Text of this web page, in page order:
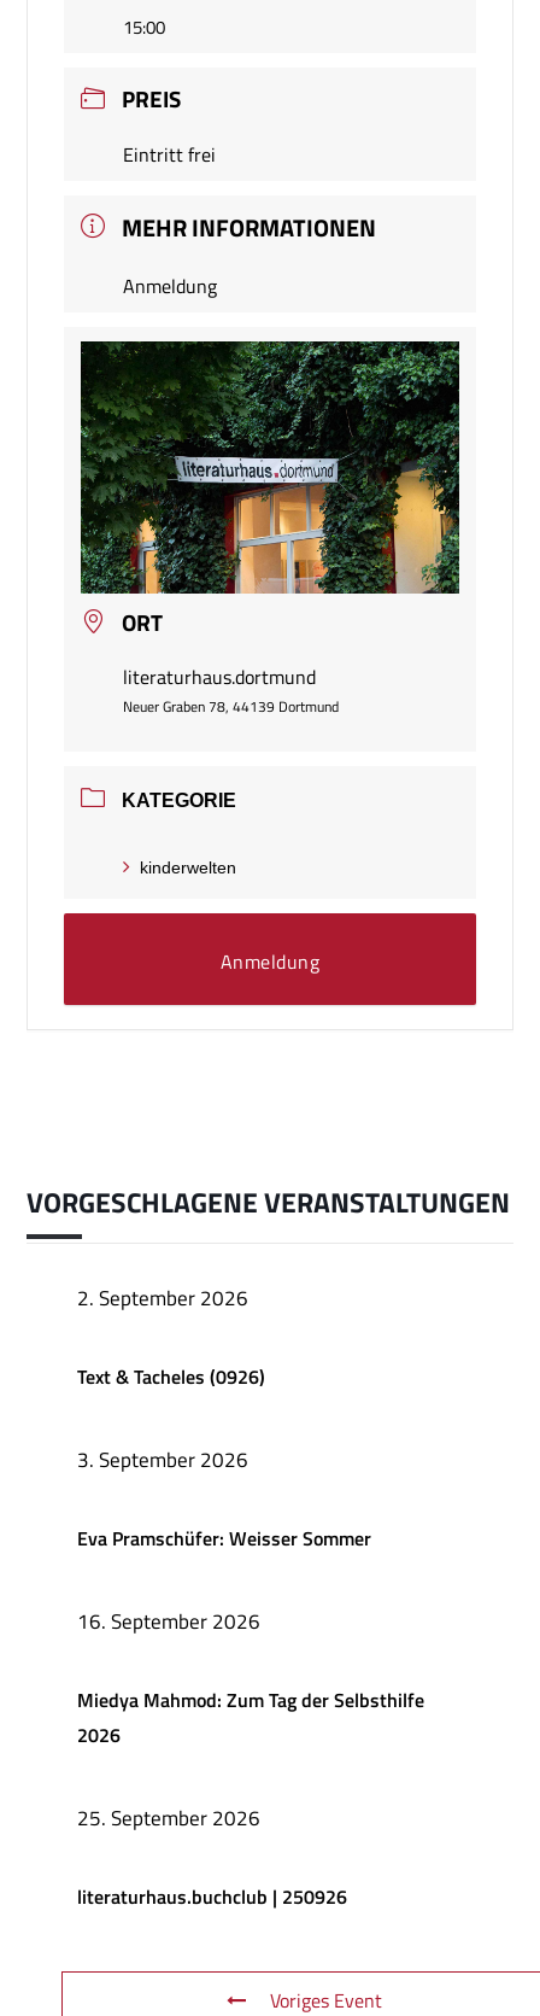
15:00
PREIS
Eintritt frei
MEHR INFORMATIONEN
Anmeldung
ORT
literaturhaus.dortmund
Neuer Graben 78, 44139 Dortmund
KATEGORIE
kinderwelten
Anmeldung
VORGESCHLAGENE VERANSTALTUNGEN
2. September 2026
Text & Tacheles (0926)
3. September 2026
Eva Pramschüfer: Weisser Sommer
16. September 2026
Miedya Mahmod: Zum Tag der Selbsthilfe
2026
25. September 2026
literaturhaus.buchclub | 250926
Voriges Event